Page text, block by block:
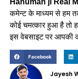
कमेन्ट के माध्यम से हम
कोई चमत्कार हुआ है
इस वेबसाइट पर आपकी
Facebook
Jayesh